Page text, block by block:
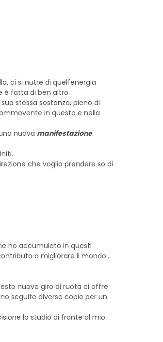
ci si nutre di quell'energia
è fatta di ben altro.
stessa sostanza, pieno di
in questo e nella
nuova manifestazione.
che voglio prendere so di
ho accumulato in questi
a migliorare il mondo...
nuovo giro di ruota ci offre
seguite diverse copie per un
lo studio di fronte al mio